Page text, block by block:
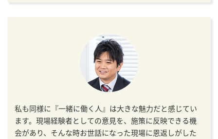
私も同様に『一緒に働く人』は大きな魅力だと感じてい
ます。現場経験者としての意見を、施策に反映できる機
会があり、そんな時お世話になった現場に恩返しがした